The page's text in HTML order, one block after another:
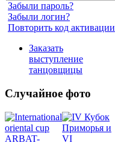
Забыли пароль?
Забыли логин?
Повторить код активации
Заказать
выступление
танцовщицы
Случайное фото